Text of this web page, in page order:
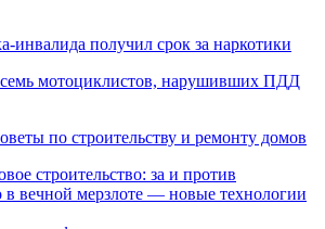
инвалида получил срок за наркотики
мотоциклистов, нарушивших ПДД
по строительству и ремонту домов
строительство: за и против
в вечной мерзлоте — новые технологии